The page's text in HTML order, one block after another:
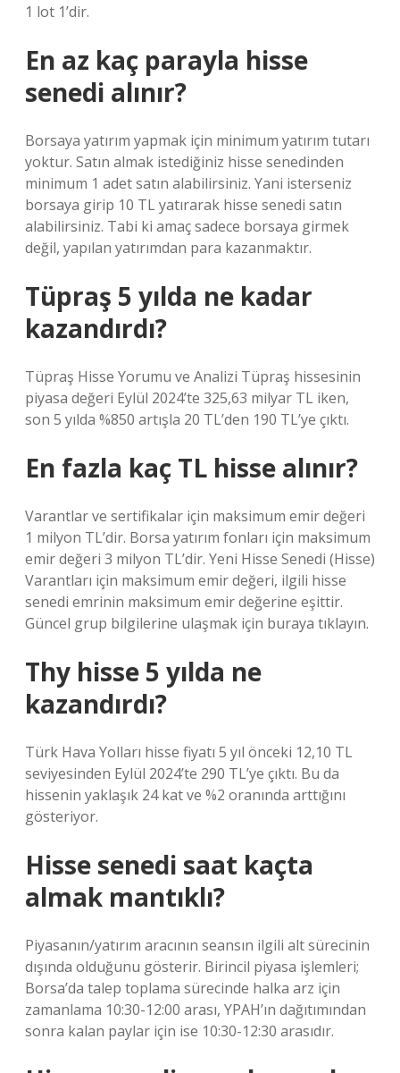
1 lot 1’dir.
En az kaç parayla hisse
senedi alınır?
Borsaya yatırım yapmak için minimum yatırım tutarı
yoktur. Satın almak istediğiniz hisse senedinden
minimum 1 adet satın alabilirsiniz. Yani isterseniz
borsaya girip 10 TL yatırarak hisse senedi satın
alabilirsiniz. Tabi ki amaç sadece borsaya girmek
değil, yapılan yatırımdan para kazanmaktır.
Tüpraş 5 yılda ne kadar
kazandırdı?
Tüpraş Hisse Yorumu ve Analizi Tüpraş hissesinin
piyasa değeri Eylül 2024’te 325,63 milyar TL iken,
son 5 yılda %850 artışla 20 TL’den 190 TL’ye çıktı.
En fazla kaç TL hisse alınır?
Varantlar ve sertifikalar için maksimum emir değeri
1 milyon TL’dir. Borsa yatırım fonları için maksimum
emir değeri 3 milyon TL’dir. Yeni Hisse Senedi (Hisse)
Varantları için maksimum emir değeri, ilgili hisse
senedi emrinin maksimum emir değerine eşittir.
Güncel grup bilgilerine ulaşmak için buraya tıklayın.
Thy hisse 5 yılda ne
kazandırdı?
Türk Hava Yolları hisse fiyatı 5 yıl önceki 12,10 TL
seviyesinden Eylül 2024’te 290 TL’ye çıktı. Bu da
hissenin yaklaşık 24 kat ve %2 oranında arttığını
gösteriyor.
Hisse senedi saat kaçta
almak mantıklı?
Piyasanın/yatırım aracının seansın ilgili alt sürecinin
dışında olduğunu gösterir. Birincil piyasa işlemleri;
Borsa’da talep toplama sürecinde halka arz için
zamanlama 10:30-12:00 arası, YPAH’ın dağıtımından
sonra kalan paylar için ise 10:30-12:30 arasıdır.